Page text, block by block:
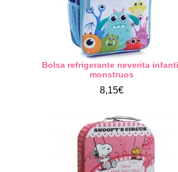
Bolsa refrigerante neverita
monstruos
8,15€